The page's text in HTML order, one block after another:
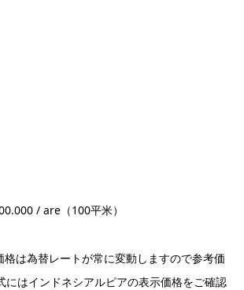
/ are（100平米）
は為替レートが常に変動しますので参考価
にはインドネシアルピアの表示価格をご確認